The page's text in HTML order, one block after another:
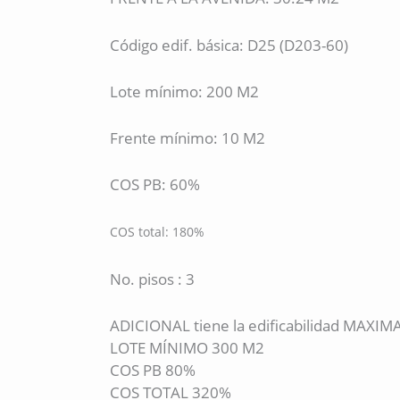
Código edif. básica: D25 (D203-60)
Lote mínimo: 200 M2
Frente mínimo: 10 M2
COS PB: 60%
COS total: 180%
No. pisos : 3
ADICIONAL tiene la edificabilidad
LOTE MÍNIMO 300 M2
COS PB 80%
COS TOTAL 320%